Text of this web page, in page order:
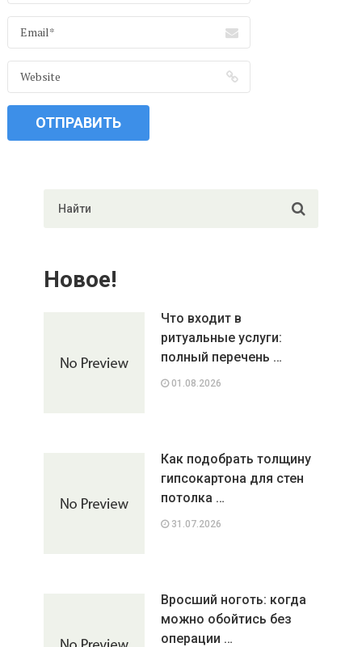
Новое!
Что входит в
ритуальные услуги:
полный перечень …
01.08.2026
Как подобрать толщину
гипсокартона для стен
потолка …
31.07.2026
Вросший ноготь: когда
можно обойтись без
операции …